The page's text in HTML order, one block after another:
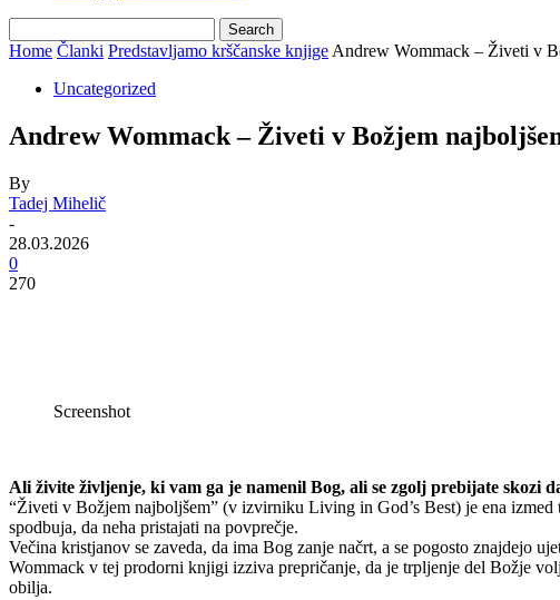
Home Članki Predstavljamo krščanske knjige Andrew Wommack – Živeti v
Uncategorized
Andrew Wommack – Živeti v Božjem
By
Tadej Mihelič
-
28.03.2026
0
270
Screenshot
Ali živite življenje, ki vam ga je namenil Bog, ali se zgolj prebijate skozi
“Živeti v Božjem najboljšem” (v izvirniku Living in God’s Best) je ena
spodbuja, da neha pristajati na povprečje.
Večina kristjanov se zaveda, da ima Bog zanje načrt, a se pogosto znajdejo
Wommack v tej prodorni knjigi izziva prepričanje, da je trpljenje del Božje
obilja.